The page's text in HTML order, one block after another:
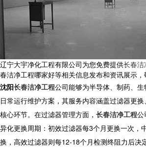
辽宁大宇净化工程有限公司为您免费提供长春洁
春洁净工程哪家好等相关信息发布和资讯展示，
沈阳长春洁净工程公司能够为半导体、制药、
日常运行维护方案，其服务内容涵盖过滤器更
核心环节。在过滤器管理方面， 长春洁净工程公
异化更换周期：初效过滤器每3个月更换一次，
换，高效过滤器则每12-18个月检测终阻力后决